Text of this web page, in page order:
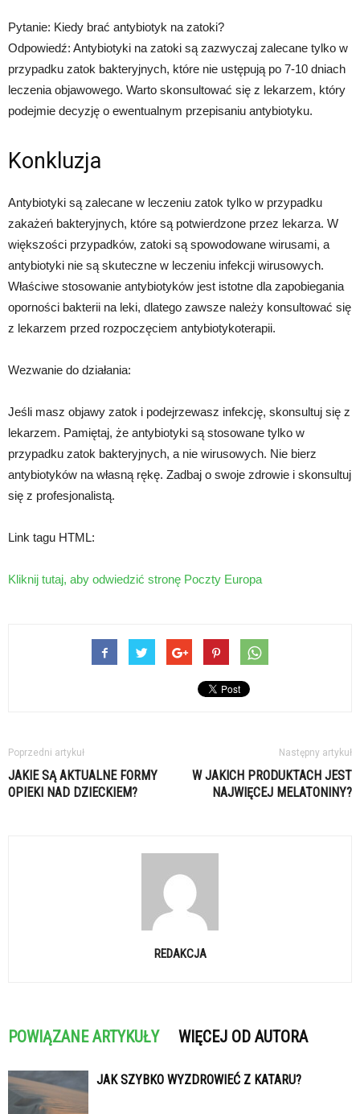
Pytanie: Kiedy brać antybiotyk na zatoki?
Odpowiedź: Antybiotyki na zatoki są zazwyczaj zalecane tylko w
przypadku zatok bakteryjnych, które nie ustępują po 7-10 dniach
leczenia objawowego. Warto skonsultować się z lekarzem, który
podejmie decyzję o ewentualnym przepisaniu antybiotyku.
Konkluzja
Antybiotyki są zalecane w leczeniu zatok tylko w przypadku
zakażeń bakteryjnych, które są potwierdzone przez lekarza. W
większości przypadków, zatoki są spowodowane wirusami, a
antybiotyki nie są skuteczne w leczeniu infekcji wirusowych.
Właściwe stosowanie antybiotyków jest istotne dla zapobiegania
oporności bakterii na leki, dlatego zawsze należy konsultować się
z lekarzem przed rozpoczęciem antybiotykoterapii.
Wezwanie do działania:
Jeśli masz objawy zatok i podejrzewasz infekcję, skonsultuj się z
lekarzem. Pamiętaj, że antybiotyki są stosowane tylko w
przypadku zatok bakteryjnych, a nie wirusowych. Nie bierz
antybiotyków na własną rękę. Zadbaj o swoje zdrowie i skonsultuj
się z profesjonalistą.
Link tagu HTML:
Kliknij tutaj, aby odwiedzić stronę Poczty Europa
Poprzedni artykuł
JAKIE SĄ AKTUALNE FORMY
OPIEKI NAD DZIECKIEM?
Następny artykuł
W JAKICH PRODUKTACH JEST
NAJWIĘCEJ MELATONINY?
REDAKCJA
POWIĄZANE ARTYKUŁY WIĘCEJ OD AUTORA
JAK SZYBKO WYZDROWIEĆ Z KATARU?